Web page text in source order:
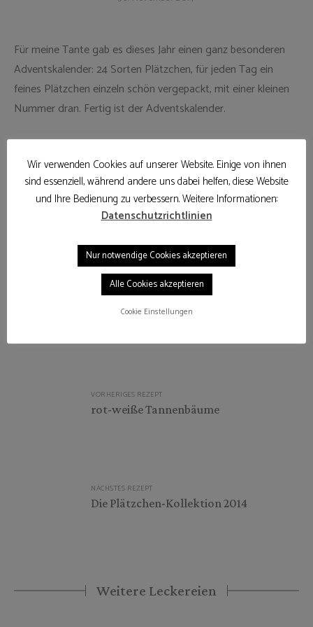
Für meine Tante gab es dieses Jahr einen ganz besonderen
Adventskalender: 24 Sorten Plätzchen, für jeden Tag ein
feines Plätzchen einzeln schön vergepackt, mit einer kleinen
Nummer dran. Fertig ist der Adventskalender.
GESCHENK PLÄTZCHEN WEIHNACHTEN
Veröffentlicht am: 30. November 2014
VORHERIGES REZEPT
rot-weiße Tannenbäume
NÄCHSTES REZEPT
Die Plätzchen-Kollektion 2014
Weitere Leckereien
Wir verwenden Cookies auf unserer Website. Einige von ihnen
sind essenziell, während andere uns dabei helfen, diese Website
und Ihre Bedienung zu verbessern. Weitere Informationen:
Datenschutzrichtlinien
Nur notwendige Cookies akzeptieren
Alle Cookies akzeptieren
Cookie Einstellungen